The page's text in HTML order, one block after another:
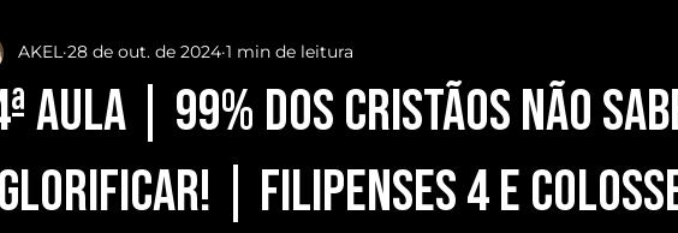
AULA | 99% dos CRISTÃOS não
| Filipenses 4 e
AKEL 28 de out. de 2024 1 min de leitura